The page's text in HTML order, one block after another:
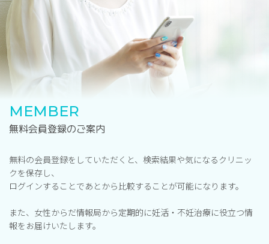
MEMBER
無料会員登録のご案内
無料の会員登録をしていただくと、検索結果や気になるクリニッ
クを保存し、
ログインすることであとから比較することが可能になります。
また、女性からだ情報局から定期的に妊活・不妊治療に役立つ情
報をお届けいたします。